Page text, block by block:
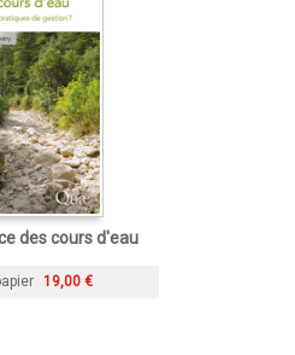
des cours d'eau
19,00 €